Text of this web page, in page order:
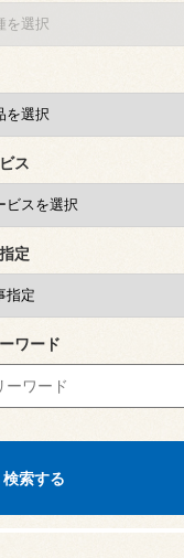
ス
定
ワード